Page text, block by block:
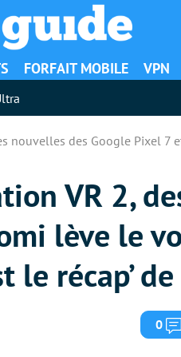
FORFAIT MOBILE VPN
nouvelles des Google Pixel 7
VR 2,
lève le
le récap’
0